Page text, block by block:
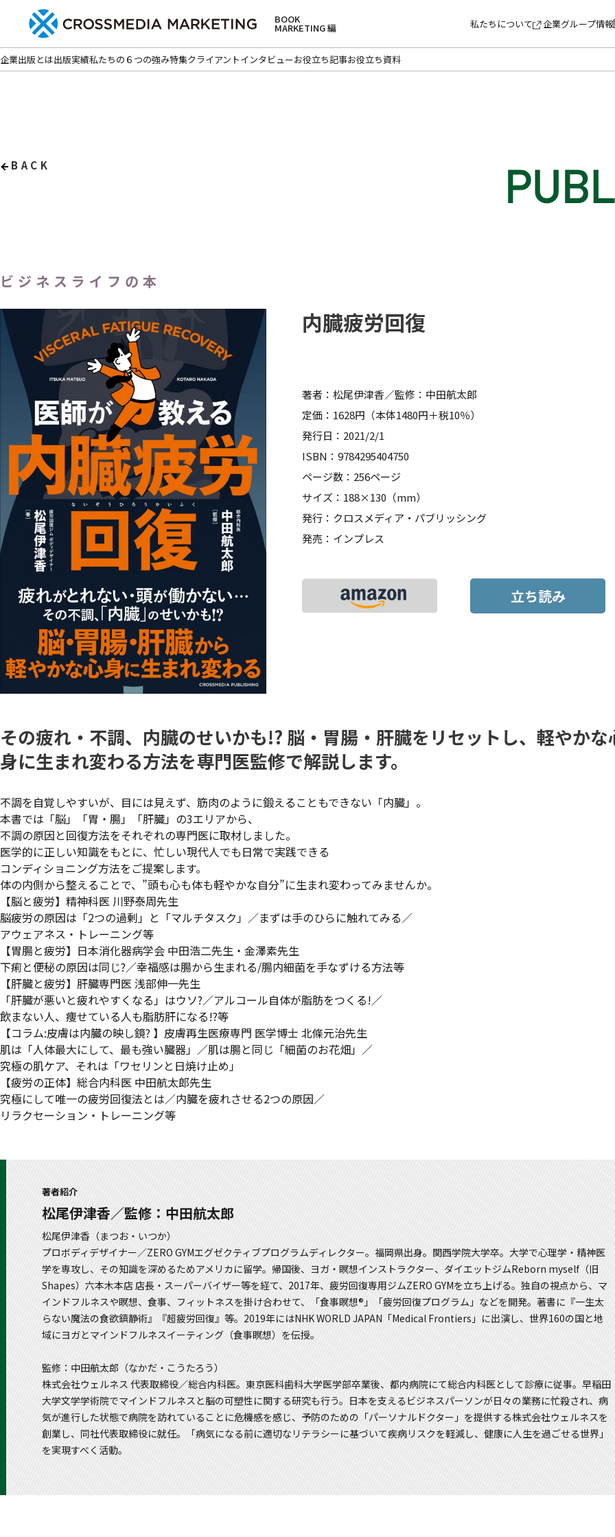
BOOK
MARKETING 編 私たちについて 企業グループ情報
企業出版とは出版実績私たちの６つの強み特集クライアントインタビューお役立ち記事お役立ち資料
BACK
ビジネスライフの本
内臓疲労回復
著者：松尾伊津香／監修：中田航太郎
定価：1628円（本体1480円＋税10％）
発行日：2021/2/1
ISBN：9784295404750
ページ数：256ページ
サイズ：188×130（mm）
発行：クロスメディア・パブリッシング
発売：インプレス
立ち読み
その疲れ・不調、内臓のせいかも!? 脳・胃腸・肝臓をリセットし、軽やかな
身に生まれ変わる方法を専門医監修で解説します。
不調を自覚しやすいが、目には見えず、筋肉のように鍛えることもできない「内臓」。
本書では「脳」「胃・腸」「肝臓」の3エリアから、
不調の原因と回復方法をそれぞれの専門医に取材しました。
医学的に正しい知識をもとに、忙しい現代人でも日常で実践できる
コンディショニング方法をご提案します。
体の内側から整えることで、”頭も心も体も軽やかな自分”に生まれ変わってみませんか。
【脳と疲労】精神科医 川野泰周先生
脳疲労の原因は「2つの過剰」と「マルチタスク」／まずは手のひらに触れてみる／
アウェアネス・トレーニング等
【胃腸と疲労】日本消化器病学会 中田浩二先生・金澤素先生
下痢と便秘の原因は同じ?／幸福感は腸から生まれる/腸内細菌を手なずける方法等
【肝臓と疲労】肝臓専門医 浅部伸一先生
「肝臓が悪いと疲れやすくなる」はウソ?／アルコール自体が脂肪をつくる!／
飲まない人、痩せている人も脂肪肝になる!?等
【コラム:皮膚は内臓の映し鏡? 】皮膚再生医療専門 医学博士 北條元治先生
肌は「人体最大にして、最も強い臓器」／肌は腸と同じ「細菌のお花畑」／
究極の肌ケア、それは「ワセリンと日焼け止め」
【疲労の正体】総合内科医 中田航太郎先生
究極にして唯一の疲労回復法とは／内臓を疲れさせる2つの原因／
リラクセーション・トレーニング等
著者紹介
松尾伊津香／監修：中田航太郎
松尾伊津香（まつお・いつか）
プロボディデザイナー／ZERO GYMエグゼクティブプログラムディレクター。福岡県出身。関西学院大学卒。大学で心理学・精神医
学を専攻し、その知識を深めるためアメリカに留学。帰国後、ヨガ・瞑想インストラクター、ダイエットジムReborn myself（旧
Shapes）六本木本店 店長・スーパーバイザー等を経て、2017年、疲労回復専用ジムZERO GYMを立ち上げる。独自の視点から、マ
インドフルネスや瞑想、食事、フィットネスを掛け合わせて、「食事瞑想®」「疲労回復プログラム」などを開発。著書に『一生太
らない魔法の食欲鎮静術』『超疲労回復』等。2019年にはNHK WORLD JAPAN「Medical Frontiers」に出演し、世界160の国と地
域にヨガとマインドフルネスイーティング（食事瞑想）を伝授。
監修：中田航太郎（なかだ・こうたろう）
株式会社ウェルネス 代表取締役／総合内科医。東京医科歯科大学医学部卒業後、都内病院にて総合内科医として診療に従事。早稲田
大学文学学術院でマインドフルネスと脳の可塑性に関する研究も行う。日本を支えるビジネスパーソンが日々の業務に忙殺され、病
気が進行した状態で病院を訪れていることに危機感を感じ、予防のための「パーソナルドクター」を提供する株式会社ウェルネスを
創業し、同社代表取締役に就任。「病気になる前に適切なリテラシーに基づいて疾病リスクを軽減し、健康に人生を過ごせる世界」
を実現すべく活動。